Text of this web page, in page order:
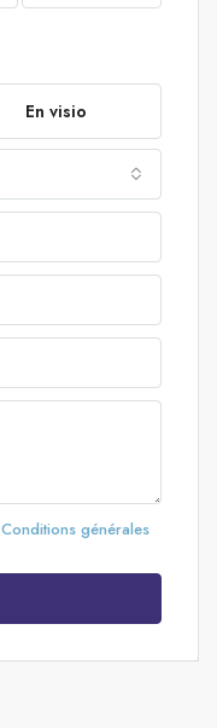
En visio
Conditions générales